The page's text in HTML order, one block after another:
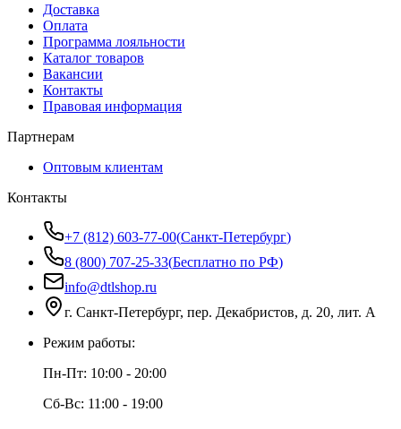
Доставка
Оплата
Программа лояльности
Каталог товаров
Вакансии
Контакты
Правовая информация
Партнерам
Оптовым клиентам
Контакты
+7 (812) 603-77-00(Санкт-Петербург)
8 (800) 707-25-33(Бесплатно по РФ)
info@dtlshop.ru
г. Санкт-Петербург, пер. Декабристов, д. 20, лит. А
Режим работы:
Пн-Пт: 10:00 - 20:00
Сб-Вс: 11:00 - 19:00